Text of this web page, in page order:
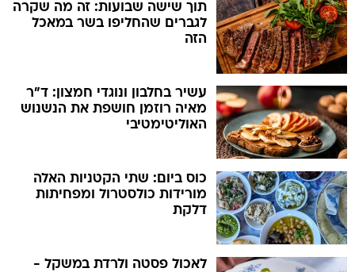
תוך שישה שבועות: זה מה שקרה
לגברים שהחליפו בשר במאכל
הזה
עשיר בחלבון ונוגדי חמצון: ד"ר
מאיה רוזמן חושפת את הנשנוש
האוליטימטיבי
כוס ביום: שתי הקטניות האלה
מורידות כולסטרול ומפחיתות
דלקת
לאכול פסטה ולרדת במשקל -